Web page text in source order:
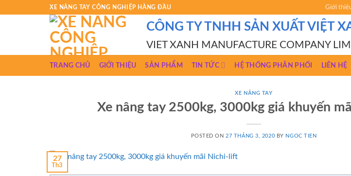
XE NÂNG TAY CÔNG NGHIỆP HÀNG ĐẦU Giới
CÔNG TY TNHH SẢN XUẤT VIỆT
VIET XANH MANUFACTURE COMPANY
TRANG CHỦ GIỚI THIỆU SẢN PHẨM TIN TỨC HỆ THỐNG PHÂN PHỐI LIÊN HỆ
XE NÂNG TAY
Xe nâng tay 2500kg, 3000kg giá khuyến
POSTED ON 27 THÁNG 3, 2020 BY NGOC TIEN
27
Th3